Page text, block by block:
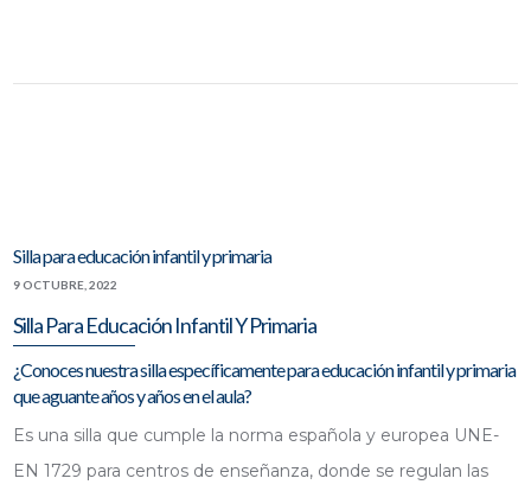
Silla para educación infantil y primaria
9 OCTUBRE, 2022
Silla Para Educación Infantil Y Primaria
¿Conoces nuestra silla específicamente para educación infantil y primaria
que aguante años y años en el aula?
Es una silla que cumple la norma española y europea UNE-
EN 1729 para centros de enseñanza, donde se regulan las